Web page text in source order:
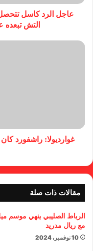
عاجل الرد كاسل
التش تبعده
غوارديولا: راشفورد
مقالات ذات صلة
الرباط الصليبي ينهي موسم
مع ريال مدريد
10 نوفمبر، 2024